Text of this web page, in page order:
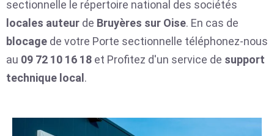
sectionnelle le répertoire national des sociétés
locales auteur de Bruyères sur Oise. En cas de
blocage de votre Porte sectionnelle téléphonez-nous
au 09 72 10 16 18 et Profitez d'un service de support
technique local .